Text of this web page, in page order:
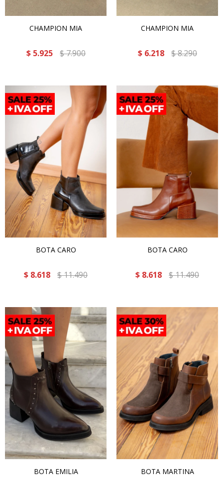
CHAMPION MIA
$ 5.925 $7.900
CHAMPION MIA
$ 6.218 $8.290
BOTA CARO
$ 8.618 $11.490
BOTA CARO
$ 8.618 $11.490
BOTA EMILIA BOTA MARTINA